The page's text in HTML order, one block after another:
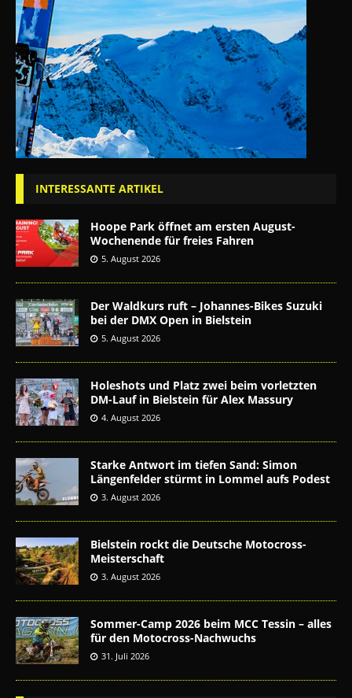
INTERESSANTE ARTIKEL
Hoope Park öffnet am ersten August-
Wochenende für freies Fahren
5. August 2026
Der Waldkurs ruft – Johannes-Bikes Suzuki
bei der DMX Open in Bielstein
5. August 2026
Holeshots und Platz zwei beim vorletzten
DM-Lauf in Bielstein für Alex Massury
4. August 2026
Starke Antwort im tiefen Sand: Simon
Längenfelder stürmt in Lommel aufs Podest
3. August 2026
Bielstein rockt die Deutsche Motocross-
Meisterschaft
3. August 2026
Sommer-Camp 2026 beim MCC Tessin – alles
für den Motocross-Nachwuchs
31. Juli 2026